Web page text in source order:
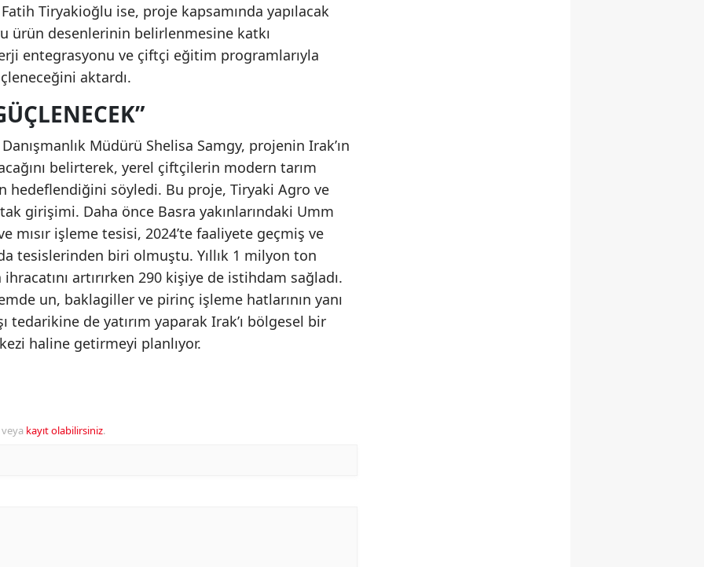
Tiryakioğlu ise, proje kapsamında yapılacak
ürün desenlerinin belirlenmesine katkı
entegrasyonu ve çiftçi eğitim programlarıyla
aktardı.
Müdürü Shelisa Samgy, projenin Irak’ın
belirterek, yerel çiftçilerin modern tarım
söyledi. Bu proje, Tiryaki Agro ve
girişimi. Daha önce Basra yakınlarındaki Umm
mısır işleme tesisi, 2024’te faaliyete geçmiş ve
tesislerinden biri olmuştu. Yıllık 1 milyon ton
artırırken 290 kişiye de istihdam sağladı.
un, baklagiller ve pirinç işleme hatlarının yanı
tedarikine de yatırım yaparak Irak’ı bölgesel bir
haline getirmeyi planlıyor.
veya kayıt olabilirsiniz.